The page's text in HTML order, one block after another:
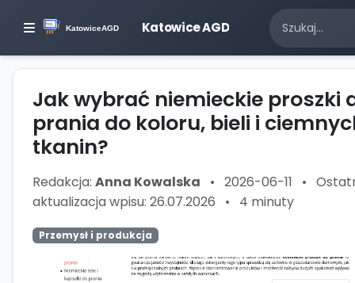
Katowice AGD
Jak wybrać niemieckie proszki
prania do koloru, bieli i
tkanin?
Redakcja: Anna Kowalska • 2026-06-11 •
aktualizacja wpisu: 26.07.2026
• 4 minuty
Przemysł i produkcja